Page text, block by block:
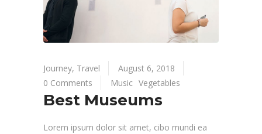
Journey, Travel
August 6, 2018
0 Comments
Music Vegetables
Best Museums
Lorem ipsum dolor sit amet, cibo mundi ea